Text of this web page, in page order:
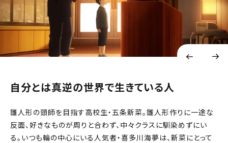
自分とは真逆の世界で生きている人
雛人形の頭師を目指す高校生・五条新菜。雛人形作りに一途な
反面、好きなものが周りと合わず、中々クラスに馴染めずにい
る。いつも輪の中心にいる人気者・喜多川海夢は、新菜にとって